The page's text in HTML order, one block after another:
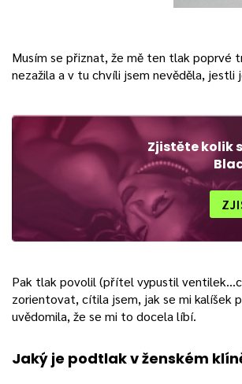
Musím se přiznat, že mě ten tlak poprvé
nezažila a v tu chvíli jsem nevěděla,
Zjistěte kolik
Pak tlak povolil (přítel vypustil
zorientovat, cítila jsem, jak se mi kalíšek
uvědomila, že se mi to docela líbí.
Jaký je podtlak v ženském